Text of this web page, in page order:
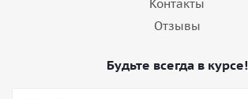
Контакты
Отзывы
Будьте всегда в курсе!